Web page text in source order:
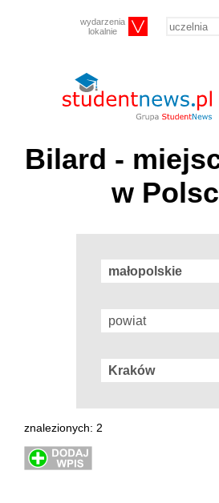
wydarzenia
lokalnie
Bilard -
w
znalezionych: 2